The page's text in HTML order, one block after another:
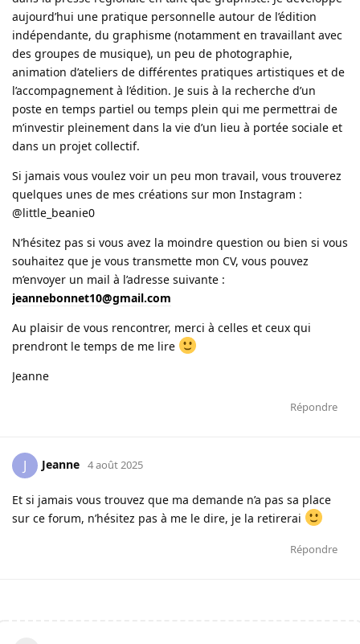
aujourd’hui une pratique personnelle autour de l’édition
indépendante, du graphisme (notamment en travaillant avec
des groupes de musique), un peu de photographie,
animation d’ateliers de différentes pratiques artistiques et de
l’accompagnement à l’édition. Je suis à la recherche d’un
poste en temps partiel ou temps plein qui me permettrai de
m’investir pleinement dans la vie d’un lieu à portée sociale et
dans un projet collectif.
Si jamais vous voulez voir un peu mon travail, vous trouverez
quelques unes de mes créations sur mon Instagram :
@little_beanie0
N’hésitez pas si vous avez la moindre question ou bien si vous
souhaitez que je vous transmette mon CV, vous pouvez
m’envoyer un mail à l’adresse suivante :
jeannebonnet10@gmail.com
Au plaisir de vous rencontrer, merci à celles et ceux qui
prendront le temps de me lire
Jeanne
Répondre
J Jeanne 4 août 2025
Et si jamais vous trouvez que ma demande n’a pas sa place
sur ce forum, n’hésitez pas à me le dire, je la retirerai
Répondre